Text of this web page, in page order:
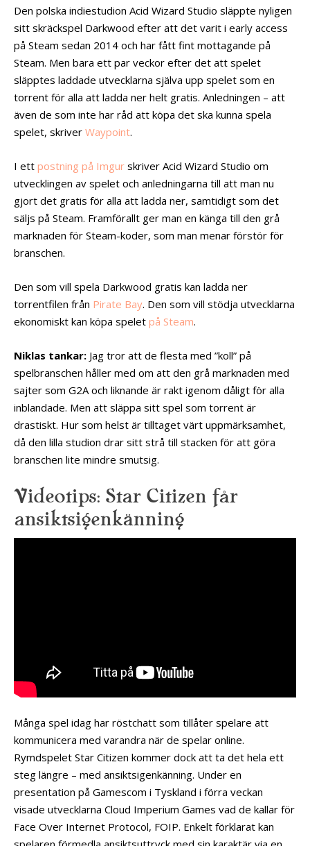
Den polska indiestudion Acid Wizard Studio släppte nyligen
sitt skräckspel Darkwood efter att det varit i early access
på Steam sedan 2014 och har fått fint mottagande på
Steam. Men bara ett par veckor efter det att spelet
släpptes laddade utvecklarna själva upp spelet som en
torrent för alla att ladda ner helt gratis. Anledningen – att
även de som inte har råd att köpa det ska kunna spela
spelet, skriver Waypoint.
I ett postning på Imgur skriver Acid Wizard Studio om
utvecklingen av spelet och anledningarna till att man nu
gjort det gratis för alla att ladda ner, samtidigt som det
säljs på Steam. Framförallt ger man en känga till den grå
marknaden för Steam-koder, som man menar förstör för
branschen.
Den som vill spela Darkwood gratis kan ladda ner
torrentfilen från Pirate Bay. Den som vill stödja utvecklarna
ekonomiskt kan köpa spelet på Steam.
Niklas tankar: Jag tror att de flesta med ”koll” på
spelbranschen håller med om att den grå marknaden med
sajter som G2A och liknande är rakt igenom dåligt för alla
inblandade. Men att släppa sitt spel som torrent är
drastiskt. Hur som helst är tilltaget värt uppmärksamhet,
då den lilla studion drar sitt strå till stacken för att göra
branschen lite mindre smutsig.
Videotips: Star Citizen får
ansiktsigenkänning
Många spel idag har röstchatt som tillåter spelare att
kommunicera med varandra när de spelar online.
Rymdspelet Star Citizen kommer dock att ta det hela ett
steg längre – med ansiktsigenkänning. Under en
presentation på Gamescom i Tyskland i förra veckan
visade utvecklarna Cloud Imperium Games vad de kallar för
Face Over Internet Protocol, FOIP. Enkelt förklarat kan